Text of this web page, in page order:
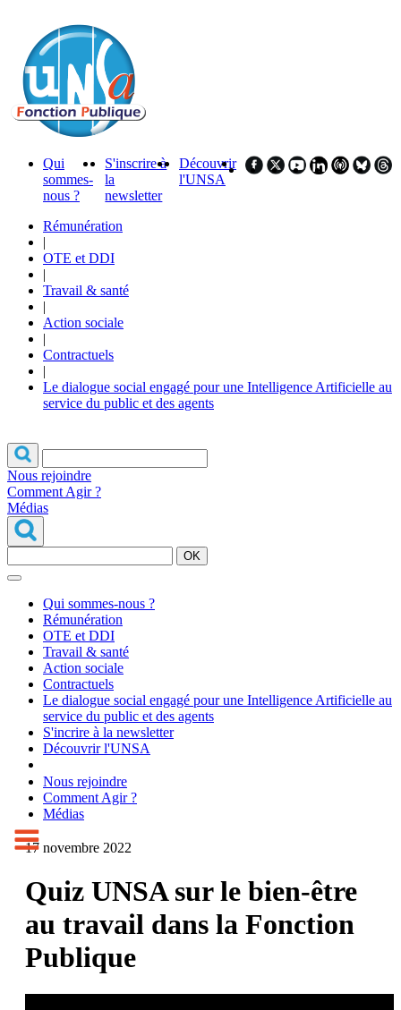
Qui
sommes-
nous ?
S'inscrire à
la
newsletter
Découvrir
l'UNSA
Rémunération
|
OTE et DDI
|
Travail & santé
|
Action sociale
|
Contractuels
|
Le dialogue social engagé pour une Intelligence Artificielle au
service du public et des agents
Nous rejoindre
Comment Agir ?
Médias
OK
Qui sommes-nous ?
Rémunération
OTE et DDI
Travail & santé
Action sociale
Contractuels
Le dialogue social engagé pour une Intelligence Artificielle au
service du public et des agents
S'incrire à la newsletter
Découvrir l'UNSA
Nous rejoindre
Comment Agir ?
Médias
17 novembre 2022
Quiz UNSA sur le bien-être
au travail dans la Fonction
Publique